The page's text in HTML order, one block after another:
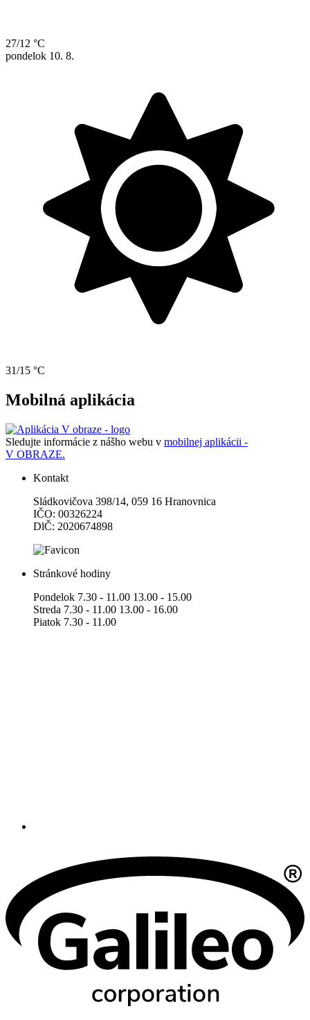
27/12 °C
pondelok 10. 8.
31/15 °C
Mobilná aplikácia
Sledujte informácie z nášho webu v mobilnej aplikácii -
V OBRAZE.
Kontakt
Sládkovičova 398/14, 059 16 Hranovnica
IČO: 00326224
DlČ: 2020674898
Stránkové hodiny
Pondelok 7.30 - 11.00 13.00 - 15.00
Streda 7.30 - 11.00 13.00 - 16.00
Piatok 7.30 - 11.00